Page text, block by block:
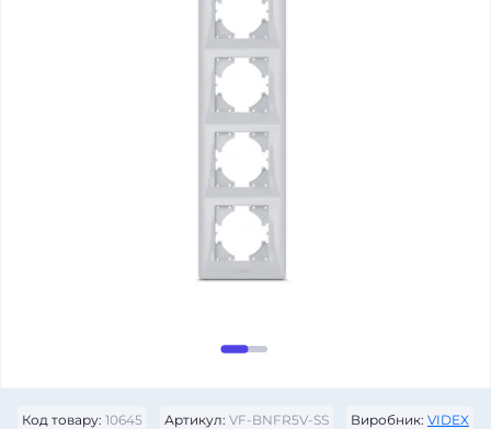
Код товару: 10645 Артикул: VF-BNFR5V-SS Виробник: VIDEX